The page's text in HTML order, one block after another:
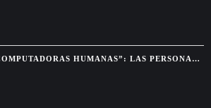
HUMANAS”: LAS PERSONAS
LOS CÁLCULOS ANTES DE LAS